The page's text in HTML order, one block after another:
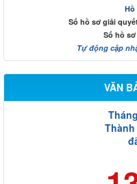
Hồ
Số hồ sơ giải
Số hồ
Tự động cập
VĂN